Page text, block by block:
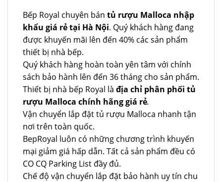
Bếp Royal chuyên bán tủ rượu Malloca nhập
khẩu giá rẻ tại Hà Nội. Quý khách hàng đang
được khuyến mãi lên đến 40% các sản phẩm
thiết bị nhà bếp.
Quý khách hàng hoàn toàn yên tâm với chính
sách bảo hành lên đến 36 tháng cho sản phẩm.
Thiết bị nhà bếp Royal là địa chỉ phân phối tủ
rượu Malloca chính hãng giá rẻ.
Vận chuyển lắp đặt tủ rượu Malloca nhanh tận
nơi trên toàn quốc.
BepRoyal luôn có những chương trình khuyến
mại giảm giá hấp dẫn. Tất cả sản phẩm đều có
CO CQ Parking List đầy đủ.
Chế độ vận chuyển lắp đặt bảo hành uy tín chu